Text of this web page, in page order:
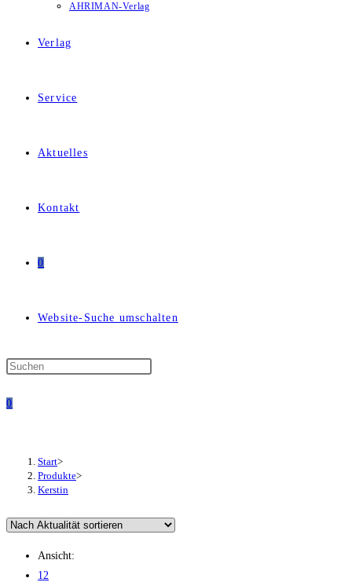
AHRIMAN-Verlag
Verlag
Service
Aktuelles
Kontakt
0
Website-Suche umschalten
0
Start>
Produkte>
Kerstin
Ansicht:
12